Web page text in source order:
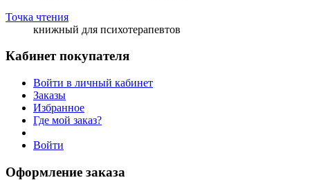
Точка чтения
книжный для психотерапевтов
Кабинет покупателя
Войти в личный кабинет
Заказы
Избранное
Где мой заказ?
Войти
Оформление заказа